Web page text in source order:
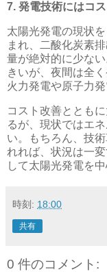
7. 発電技術にはコ
太陽光発電の現状
まれ、二酸化炭素
量が絶対的に少な
きいが、夜間は全
火力発電や原子力
コスト改善ととも
るが、現状ではエ
い。もちろん、技
れれば、状況は一
して太陽光発電を
時刻: 18:00
共有
0 件のコメント: